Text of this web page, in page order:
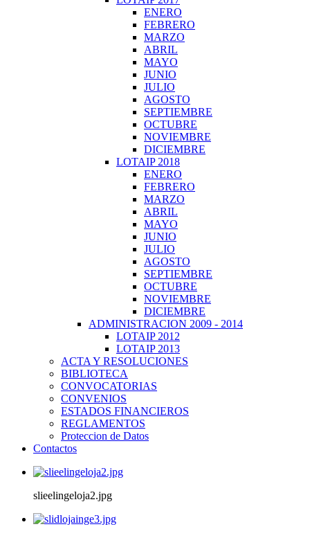
ENERO
FEBRERO
MARZO
ABRIL
MAYO
JUNIO
JULIO
AGOSTO
SEPTIEMBRE
OCTUBRE
NOVIEMBRE
DICIEMBRE
LOTAIP 2018
ENERO
FEBRERO
MARZO
ABRIL
MAYO
JUNIO
JULIO
AGOSTO
SEPTIEMBRE
OCTUBRE
NOVIEMBRE
DICIEMBRE
ADMINISTRACION 2009 - 2014
LOTAIP 2012
LOTAIP 2013
ACTA Y RESOLUCIONES
BIBLIOTECA
CONVOCATORIAS
CONVENIOS
ESTADOS FINANCIEROS
REGLAMENTOS
Proteccion de Datos
Contactos
slieelingeloja2.jpg